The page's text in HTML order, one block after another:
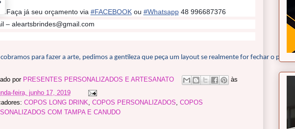
✔ Faça já seu orçamento via #FACEBOOK ou #Whatsapp 48 996687376
– aleartsbrindes@gmail.com
para fazer a arte, pedimos a gentileza que peça um layout se realmente for fechar o pedido.
por PRESENTES PERSONALIZADOS E ARTESANATO
às
feira, junho 17, 2019
COPOS LONG DRINK COPOS PERSONALIZADOS COPOS
COM TAMPA E CANUDO